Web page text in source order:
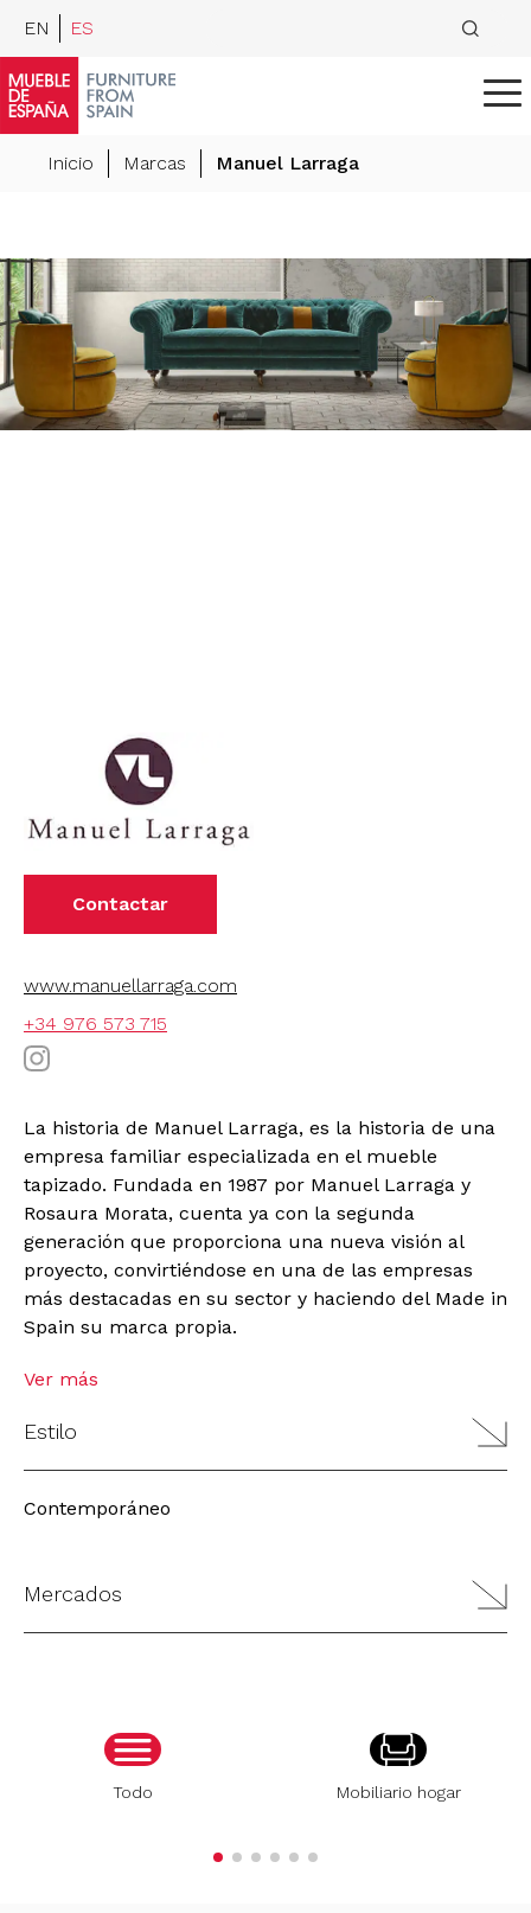
EN ES
Inicio Marcas Manuel Larraga
Contactar
www.manuellarraga.com
+34 976 573 715
La historia de Manuel Larraga, es la historia de una
empresa familiar especializada en el mueble
tapizado. Fundada en 1987 por Manuel Larraga y
Rosaura Morata, cuenta ya con la segunda
generación que proporciona una nueva visión al
proyecto, convirtiéndose en una de las empresas
más destacadas en su sector y haciendo del Made in
Spain su marca propia.
Ver más
Estilo
Contemporáneo
Mercados
Todo Mobiliario hogar